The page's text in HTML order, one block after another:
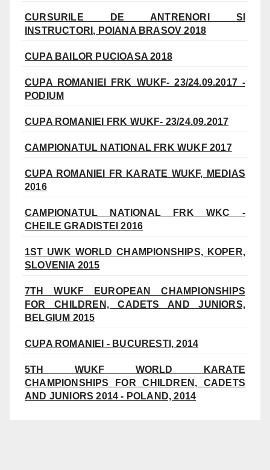
CURSURILE DE ANTRENORI SI
INSTRUCTORI, POIANA BRASOV 2018
CUPA BAILOR PUCIOASA 2018
CUPA ROMANIEI FRK WUKF- 23/24.09.2017 -
PODIUM
CUPA ROMANIEI FRK WUKF- 23/24.09.2017
CAMPIONATUL NATIONAL FRK WUKF 2017
CUPA ROMANIEI FR KARATE WUKF, MEDIAS
2016
CAMPIONATUL NATIONAL FRK WKC -
CHEILE GRADISTEI 2016
1ST UWK WORLD CHAMPIONSHIPS, KOPER,
SLOVENIA 2015
7TH WUKF EUROPEAN CHAMPIONSHIPS
FOR CHILDREN, CADETS AND JUNIORS,
BELGIUM 2015
CUPA ROMANIEI - BUCURESTI, 2014
5TH WUKF WORLD KARATE
CHAMPIONSHIPS FOR CHILDREN, CADETS
AND JUNIORS 2014 - POLAND, 2014